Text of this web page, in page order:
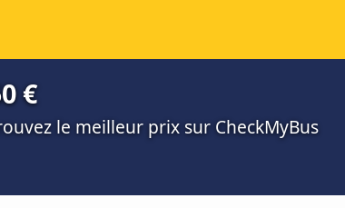
€
le meilleur prix sur CheckMyBus